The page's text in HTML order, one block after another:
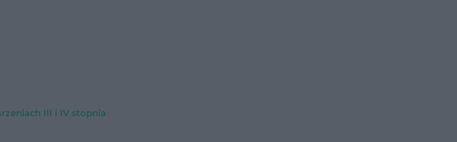
III i IV stopnia